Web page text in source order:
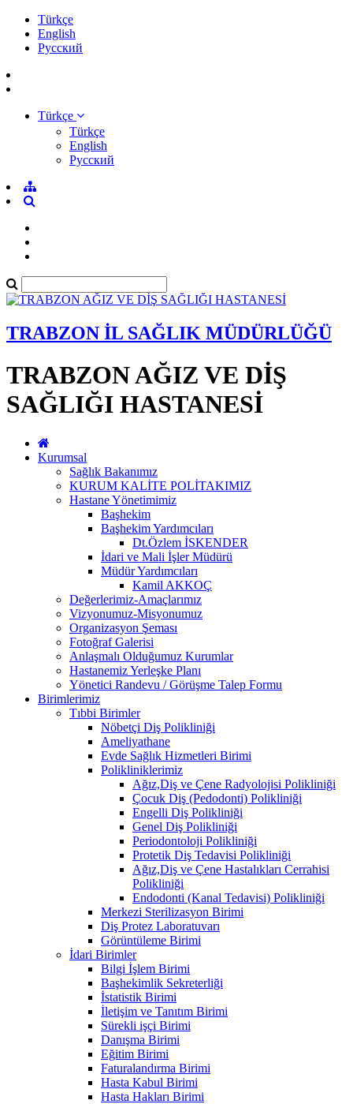
Türkçe
English
Pусский
Türkçe
Türkçe
English
Pусский
TRABZON İL SAĞLIK MÜDÜRLÜĞÜ
TRABZON AĞIZ VE DİŞ
SAĞLIĞI HASTANESİ
Kurumsal
Sağlık Bakanımız
KURUM KALİTE POLİTAKIMIZ
Hastane Yönetimimiz
Başhekim
Başhekim Yardımcıları
Dt.Özlem İSKENDER
İdari ve Mali İşler Müdürü
Müdür Yardımcıları
Kamil AKKOÇ
Değerlerimiz-Amaçlarımız
Vizyonumuz-Misyonumuz
Organizasyon Şeması
Fotoğraf Galerisi
Anlaşmalı Olduğumuz Kurumlar
Hastanemiz Yerleşke Planı
Yönetici Randevu / Görüşme Talep Formu
Birimlerimiz
Tıbbi Birimler
Nöbetçi Diş Polikliniği
Ameliyathane
Evde Sağlık Hizmetleri Birimi
Polikliniklerimiz
Ağız,Diş ve Çene Radyolojisi Polikliniği
Çocuk Diş (Pedodonti) Polikliniği
Engelli Diş Polikliniği
Genel Diş Polikliniği
Periodontoloji Polikliniği
Protetik Diş Tedavisi Polikliniği
Ağız,Diş ve Çene Hastalıkları Cerrahisi
Polikliniği
Endodonti (Kanal Tedavisi) Polikliniği
Merkezi Sterilizasyon Birimi
Diş Protez Laboratuvarı
Görüntüleme Birimi
İdari Birimler
Bilgi İşlem Birimi
Başhekimlik Sekreterliği
İstatistik Birimi
İletişim ve Tanıtım Birimi
Sürekli işçi Birimi
Danışma Birimi
Eğitim Birimi
Faturalandırma Birimi
Hasta Kabul Birimi
Hasta Hakları Birimi